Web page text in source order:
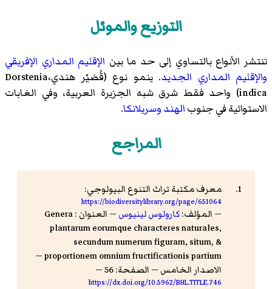
التوزيع والموئل
تنتشر الأنواع بالتساوي إلى حد ما بين الإقليم المداري الإفريقي
والإقليم المداري الجديد
. ينمو نوع (قُصَيْر هندي،Dorstenia
indica) واحد فقط
شرق شبه الجزيرة العربية، وفي الغابات
الاستوائية في جنوبالهندوسريلانكا.
المراجع
معرف مكتبة تراث التنوع البيولوجي:
https://biodiversitylibrary.org/page/651064
— المؤلف:كارولوس لينيوس
— العنوان : Genera
plantarum eorumque characteres naturales,
secundum numerum figuram, situm, &
proportionem omnium fructificationis partium —
الاصدار الخامس — الصفحة: 56 —
https://dx.doi.org/10.5962/BHL.TITLE.746